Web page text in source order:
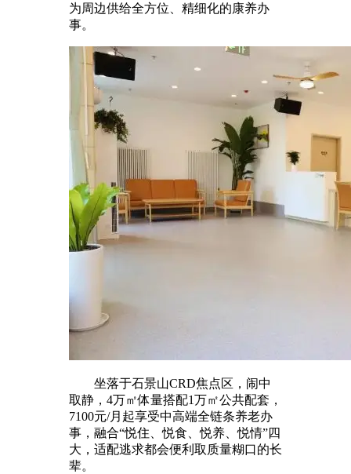
为周边供给全方位、精细化的康养办
事。
坐落于石景山CRD焦点区，闹中
取静，4万㎡体量搭配1万㎡公共配套，
7100元/月起享受中高端全链条养老办
事，融合“悦住、悦食、悦养、悦情”四
大，适配逃求都会便利取质量糊口的长
辈。